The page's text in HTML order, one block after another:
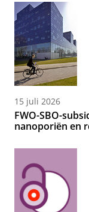
15 juli 2026
FWO-SBO-
nanoporiën en